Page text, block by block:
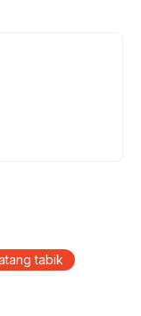
tabik